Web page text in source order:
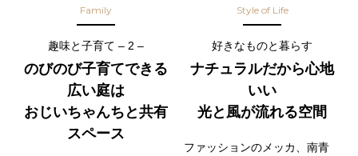
Family
趣味と子育て – 2 –
のびのび子育てできる
広い庭は
おじいちゃんちと共有
スペース
Style of Life
好きなものと暮らす
ナチュラルだから心地
いい
光と風が流れる空間
ファッションのメッカ、南青